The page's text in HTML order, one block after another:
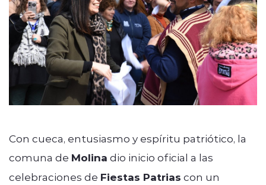
Con cueca, entusiasmo y espíritu patriótico, la
comuna de Molina dio inicio oficial a las
celebraciones de Fiestas Patrias con un